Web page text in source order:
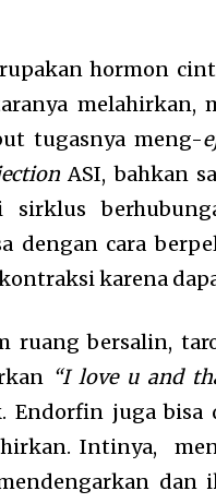
hormon
melahirkan,
tugasnya meng-
ASI, bahkan
dengan cara
karena
ruang bersalin,
“I love u and
Endorfin juga
Intinya,
dan